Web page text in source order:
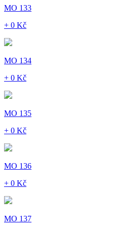
MO 133
+ 0 Kč
MO 134
+ 0 Kč
MO 135
+ 0 Kč
MO 136
+ 0 Kč
MO 137